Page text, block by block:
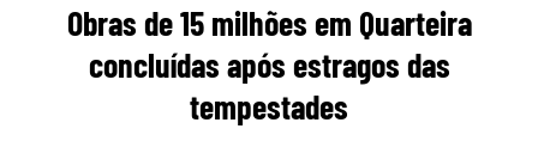
Obras de 15 milhões em Quarteira
concluídas após estragos das
tempestades